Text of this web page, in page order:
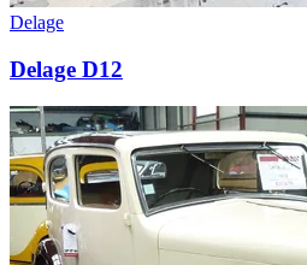
Delage
Delage D12